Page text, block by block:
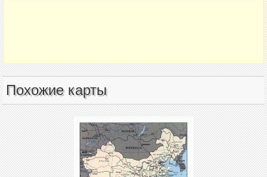
Похожие карты